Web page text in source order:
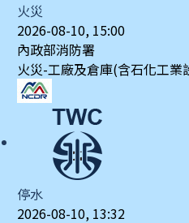
火災
2026-08-10, 15:00
內政部消防署
火災-工廠及倉庫(含石化工業
停水
2026-08-10, 13:32